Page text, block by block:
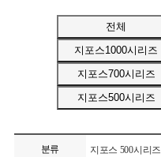
분류 지포스 500시리즈